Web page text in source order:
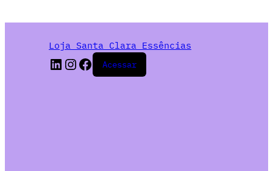
Loja Santa Clara Essências
Acessar